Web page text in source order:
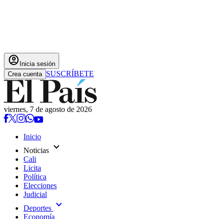
account_circle Inicia sesión
Crea cuenta SUSCRÍBETE
viernes, 7 de agosto de 2026
Inicio
Noticias expand_more
Cali
Licita
Política
Elecciones
Judicial
Deportes expand_more
Economía